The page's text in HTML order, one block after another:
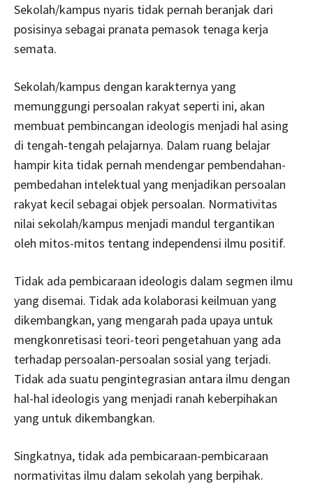
Sekolah/kampus nyaris tidak pernah beranjak dari
posisinya sebagai pranata pemasok tenaga kerja
semata.
Sekolah/kampus dengan karakternya yang
memunggungi persoalan rakyat seperti ini, akan
membuat pembincangan ideologis menjadi hal asing
di tengah-tengah pelajarnya. Dalam ruang belajar
hampir kita tidak pernah mendengar pembendahan-
pembedahan intelektual yang menjadikan persoalan
rakyat kecil sebagai objek persoalan. Normativitas
nilai sekolah/kampus menjadi mandul tergantikan
oleh mitos-mitos tentang independensi ilmu positif.
Tidak ada pembicaraan ideologis dalam segmen ilmu
yang disemai. Tidak ada kolaborasi keilmuan yang
dikembangkan, yang mengarah pada upaya untuk
mengkonretisasi teori-teori pengetahuan yang ada
terhadap persoalan-persoalan sosial yang terjadi.
Tidak ada suatu pengintegrasian antara ilmu dengan
hal-hal ideologis yang menjadi ranah keberpihakan
yang untuk dikembangkan.
Singkatnya, tidak ada pembicaraan-pembicaraan
normativitas ilmu dalam sekolah yang berpihak.